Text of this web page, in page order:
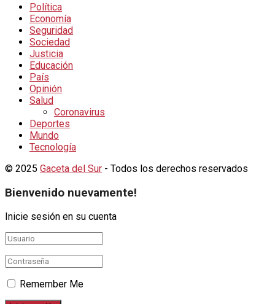
Política
Economía
Seguridad
Sociedad
Justicia
Educación
País
Opinión
Salud
Coronavirus
Deportes
Mundo
Tecnología
© 2025 Gaceta del Sur - Todos los derechos reservados
Bienvenido nuevamente!
Inicie sesión en su cuenta
Remember Me